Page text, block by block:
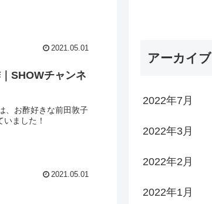
2021.05.01
SHOWチャンネ
、お酢好きな前田敦子
ました！
2021.05.01
アーカイブ
2022年7月
2022年3月
2022年2月
2022年1月